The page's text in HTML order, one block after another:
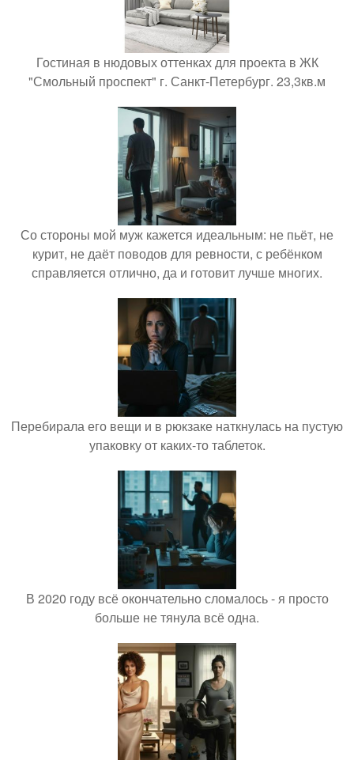
Гостиная в нюдовых оттенках для проекта в ЖК
"Смольный проспект" г. Санкт-Петербург. 23,3кв.м
Со стороны мой муж кажется идеальным: не пьёт, не
курит, не даёт поводов для ревности, с ребёнком
справляется отлично, да и готовит лучше многих.
Перебирала его вещи и в рюкзаке наткнулась на пустую
упаковку от каких-то таблеток.
В 2020 году всё окончательно сломалось - я просто
больше не тянула всё одна.